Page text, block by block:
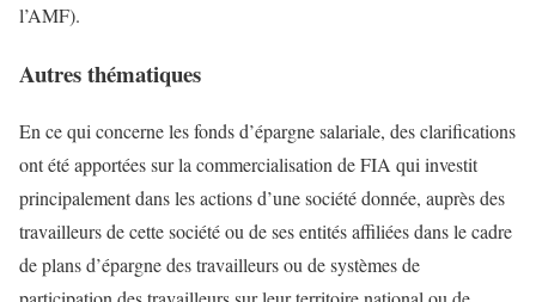
l’AMF).
Autres thématiques
En ce qui concerne les fonds d’épargne salariale, des clarifications
ont été apportées sur la commercialisation de FIA qui investit
principalement dans les actions d’une société donnée, auprès des
travailleurs de cette société ou de ses entités affiliées dans le cadre
de plans d’épargne des travailleurs ou de systèmes de